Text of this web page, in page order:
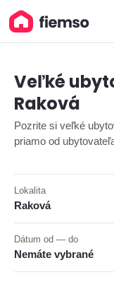
Veľké
Raková
Pozrite si veľké
priamo od
Lokalita
Raková
Dátum od — do
Nemáte vybrané